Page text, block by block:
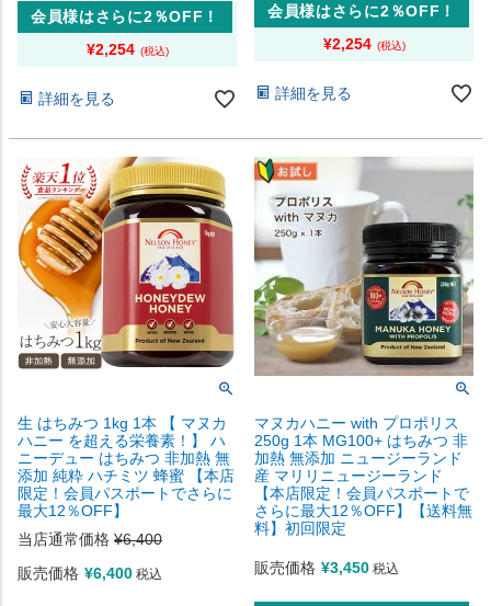
会員様はさらに2％OFF！
¥2,254
詳細を見る
会員様はさらに2％OFF！
¥2,254
詳細を見る
生 はちみつ 1kg 1本 【 マヌカ
ハニー を超える栄養素！】 ハ
ニーデュー はちみつ 非加熱 無
添加 純粋 ハチミツ 蜂蜜 【本店
限定！会員パスポートでさらに
最大12％OFF】
当店通常価格 ¥6,400
販売価格 ¥6,400 税込
マヌカハニー with プロポリス
250g 1本 MG100+ はちみつ 非
加熱 無添加 ニュージーランド
産 マリリニュージーランド
【本店限定！会員パスポートで
さらに最大12％OFF】【送料無
料】初回限定
販売価格 ¥3,450 税込